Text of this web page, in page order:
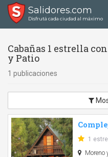
Salidores.com
Disfrutá cada ciudad al máximo
Cabañas 1 estrella
y Patio
1 publicaciones
1
Moreno